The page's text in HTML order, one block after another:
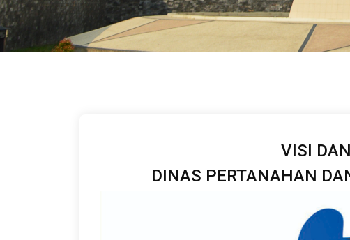
VISI
DINAS PERTANAHAN